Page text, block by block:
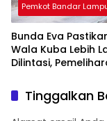
Pemkot Bandar
Bunda Eva
Wala Kuba Lebih
Dilintasi,
Tinggalkan